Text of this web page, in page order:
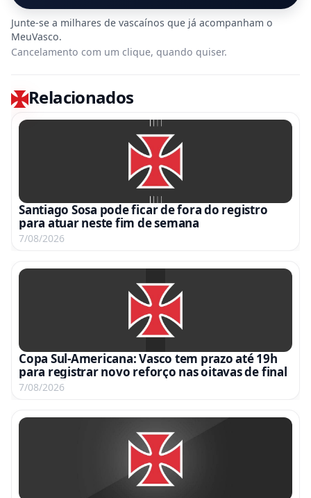
Cancelamento com um clique, quando quiser.
Relacionados
Santiago Sosa pode ficar de fora do registro
para atuar neste fim de semana
7/08/2026
Copa Sul-Americana: Vasco tem prazo até 19h
para registrar novo reforço nas oitavas de final
7/08/2026